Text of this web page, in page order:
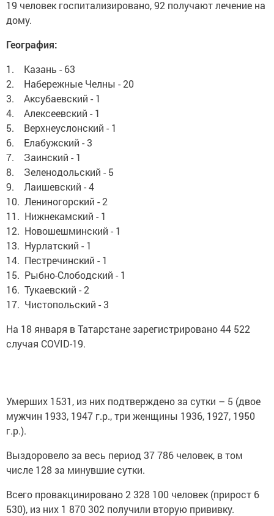
19 человек госпитализировано, 92 получают лечение на
дому.
География:
1. Казань - 63
2. Набережные Челны - 20
3. Аксубаевский - 1
4. Алексеевский - 1
5. Верхнеуслонский - 1
6. Елабужский - 3
7. Заинский - 1
8. Зеленодольский - 5
9. Лаишевский - 4
10. Лениногорский - 2
11. Нижнекамский - 1
12. Новошешминский - 1
13. Нурлатский - 1
14. Пестречинский - 1
15. Рыбно-Слободский - 1
16. Тукаевский - 2
17. Чистопольский - 3
На 18 января в Татарстане зарегистрировано 44 522
случая COVID-19.
Умерших 1531, из них подтверждено за сутки – 5 (двое
мужчин 1933, 1947 г.р., три женщины 1936, 1927, 1950
г.р.).
Выздоровело за весь период 37 786 человек, в том
числе 128 за минувшие сутки.
Всего провакцинировано 2 328 100 человек (прирост 6
530), из них 1 870 302 получили вторую прививку.